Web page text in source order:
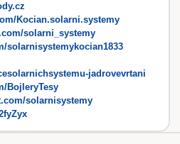
Kocian.solarni.systemy
solarni_systemy
solarnisystemykocian1833
jadrovevrtani
BojleryTesy
solarnisystemy